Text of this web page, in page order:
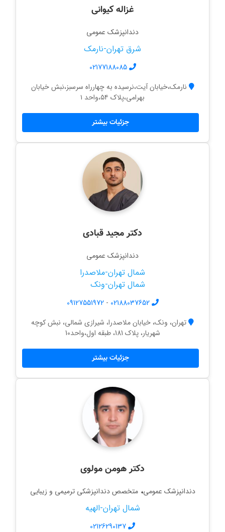
غزاله کیوانی
دندانپزشک عمومی
شرق تهران-نارمک
02177188085
نارمک،خیابان آیت،نرسیده به چهارراه سرسبز،نبش خیابان
بهرامی،پلاک ۵۴،واحد ۱
جزئیات بیشتر
دکتر مجید قبادی
دندانپزشک عمومی
شمال تهران-ملاصدرا
شمال تهران-ونک
02188037652
-
09127551972
تهران، ونک، خیابان ملاصدرا، شیرازی شمالی، نبش کوچه
شهریار، پلاک 181، طبقه اول،واحد10
جزئیات بیشتر
دکتر هومن مولوی
دندانپزشک عمومی،متخصص دندانپزشکی ترمیمی و زیبایی
شمال تهران-الهیه
02126290137